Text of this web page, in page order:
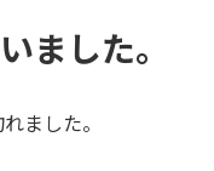
ました。
ました。